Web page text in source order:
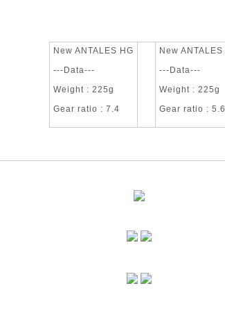
New ANTALES HG
---Data---
Weight : 225g
Gear ratio : 7.4
New ANTALES
---Data---
Weight : 225g
Gear ratio : 5.6